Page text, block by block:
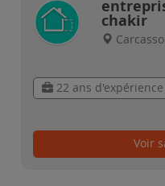
chakir
22 ans d'expérience
Voir